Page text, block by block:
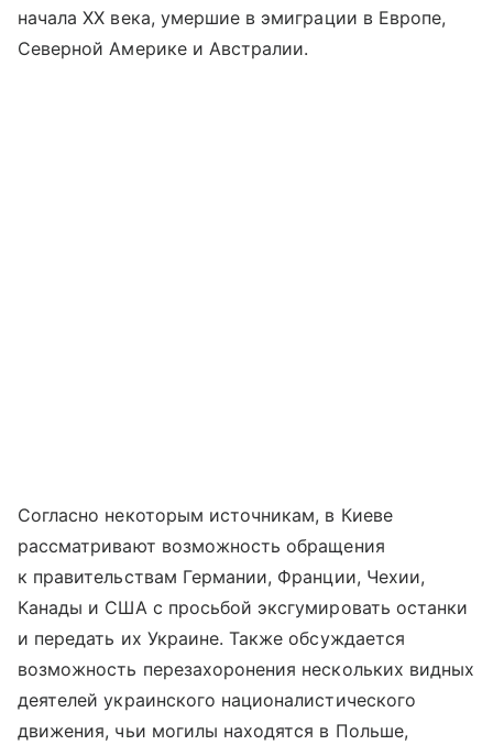
начала XX века, умершие в эмиграции в Европе,
Северной Америке и Австралии.
Согласно некоторым источникам, в Киеве
рассматривают возможность обращения
к правительствам Германии, Франции, Чехии,
Канады и США с просьбой эксгумировать останки
и передать их Украине. Также обсуждается
возможность перезахоронения нескольких видных
деятелей украинского националистического
движения, чьи могилы находятся в Польше,